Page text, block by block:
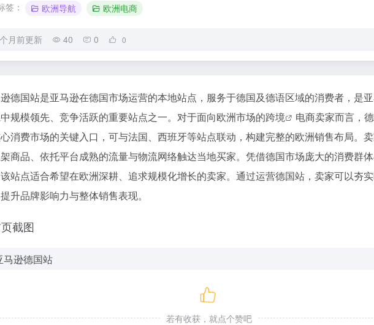
签： 欧洲导航 欧洲电商
月前更新 40 0 0
德国站是亚马逊在德国市场运营的本地站点，服务于德国及德语区域的消费者，是
规模领先、竞争活跃的重要站点之一。对于面向欧洲市场的跨境
电商卖家而言，
消费市场的关键入口，可与法国、西班牙等站点联动，构建完整的欧洲销售布局。
商品、依托平台成熟的流量与物流网络触达当地买家。凭借德国市场庞大的消费群
站点适合希望在欧洲深耕、追求规模化增长的卖家。通过运营德国站，卖家可以夯
升品牌影响力与整体销售表现。
截图
若有收获，就点个赞吧